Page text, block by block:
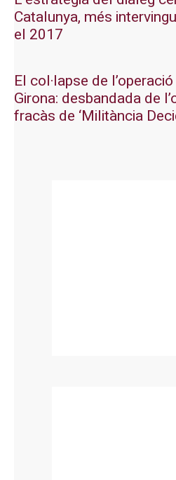
Catalunya, més
el 2017
El col·lapse de
Girona: desbandada de
fracàs de ‘Militància